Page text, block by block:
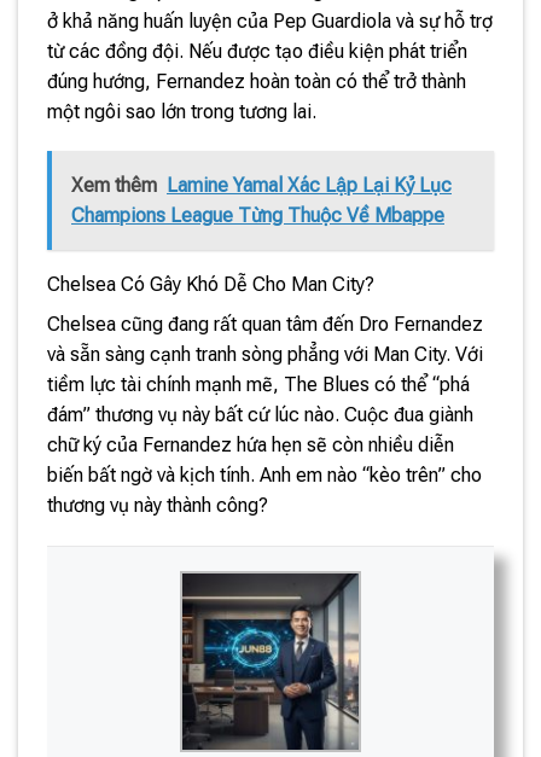
ở khả năng huấn luyện của Pep Guardiola và sự hỗ trợ
từ các đồng đội. Nếu được tạo điều kiện phát triển
đúng hướng, Fernandez hoàn toàn có thể trở thành
một ngôi sao lớn trong tương lai.
Xem thêm Lamine Yamal Xác Lập Lại Kỷ Lục
Champions League Từng Thuộc Về Mbappe
Chelsea Có Gây Khó Dễ Cho Man City?
Chelsea cũng đang rất quan tâm đến Dro Fernandez
và sẵn sàng cạnh tranh sòng phẳng với Man City. Với
tiềm lực tài chính mạnh mẽ, The Blues có thể “phá
đám” thương vụ này bất cứ lúc nào. Cuộc đua giành
chữ ký của Fernandez hứa hẹn sẽ còn nhiều diễn
biến bất ngờ và kịch tính. Anh em nào “kèo trên” cho
thương vụ này thành công?